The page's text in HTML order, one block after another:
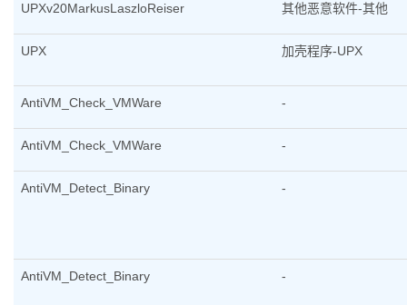
UPXv20MarkusLaszloReiser 其他恶意软件-其他
UPX 加壳程序-UPX
AntiVM_Check_VMWare -
AntiVM_Check_VMWare -
AntiVM_Detect_Binary -
AntiVM_Detect_Binary -